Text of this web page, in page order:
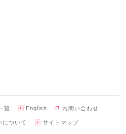
覧 English お問い合わせ
について サイトマップ